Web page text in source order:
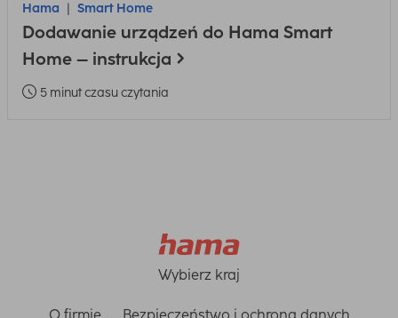
Hama Smart Home
Dodawanie urządzeń do Hama Smart
Home – instrukcja
5 minut czasu czytania
Wybierz kraj